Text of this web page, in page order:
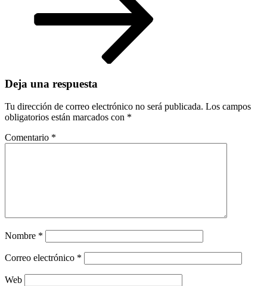
Deja una respuesta
Tu dirección de correo electrónico no será publicada. Los campos
obligatorios están marcados con *
Comentario *
Nombre *
Correo electrónico *
Web